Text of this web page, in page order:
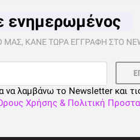
ενημερωμένος
ΚΑΝΕ ΤΩΡΑ ΕΓΓΡΑΦΗ ΣΤΟ
να λαμβάνω το Newsletter και
Χρήσης & Πολιτική